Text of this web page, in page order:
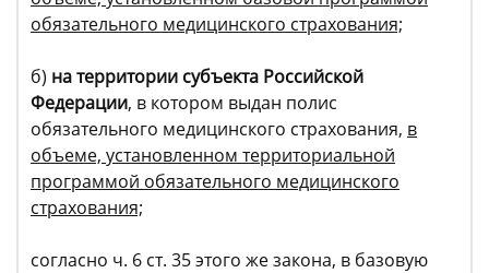
обязательного медицинского страхования;
б) на территории субъекта Российской
Федерации, в котором выдан полис
обязательного медицинского страхования, в
объеме, установленном территориальной
программой обязательного медицинского
страхования;
согласно ч. 6 ст. 35 этого же закона, в базовую